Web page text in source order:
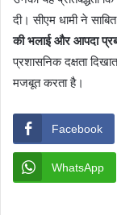
दी। सीएम धामी ने
की भलाई और आपदा
प्रशासनिक दक्षता
मजबूत करता है।
Facebook
WhatsApp